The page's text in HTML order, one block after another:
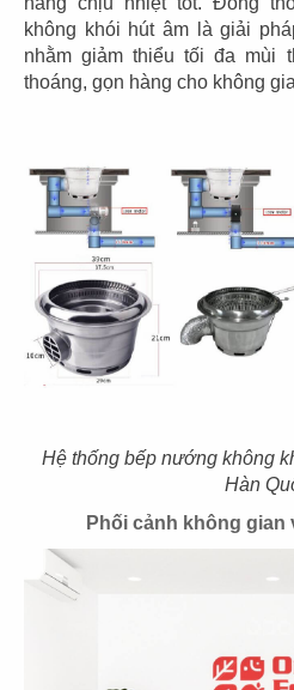
không khói hút âm là giải
nhằm giảm thiểu tối đa mùi
thoáng, gọn hàng cho không
Hệ thống bếp nướng không
Hàn
Phối cảnh không gian
BẮC KIM THANG
CN Marina IFC
55